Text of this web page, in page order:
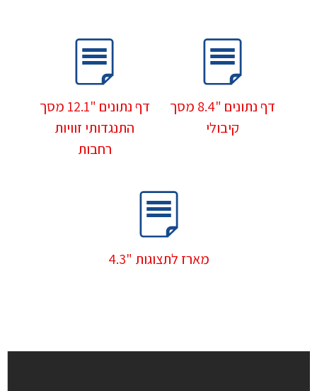
דף נתונים "8.4 מסך
קיבולי
דף נתונים "12.1 מסך
התנגדותי זוויות
רחבות
מארז לתצוגות "4.3